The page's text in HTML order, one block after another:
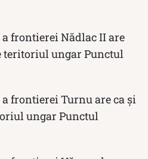
a frontierei Nădlac II are
teritoriul ungar Punctul
a frontierei Turnu are ca și
ungar Punctul